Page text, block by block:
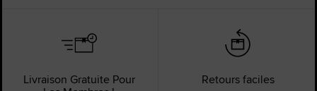
Livraison Gratuite Pour Retours faciles